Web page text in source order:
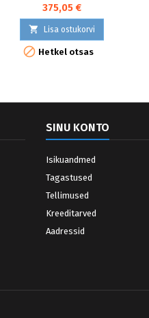
375,05 €
 Lisa ostukorvi
 Hetkel otsas
SINU KONTO
Isikuandmed
Tagastused
Tellimused
Kreeditarved
Aadressid